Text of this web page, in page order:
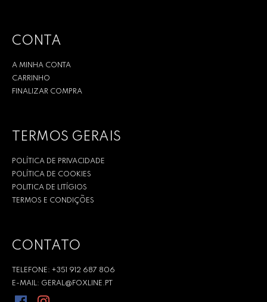
CONTA
A MINHA CONTA
CARRINHO
FINALIZAR COMPRA
TERMOS GERAIS
POLÍTICA DE PRIVACIDADE
POLÍTICA DE COOKIES
POLITICA DE LITÍGIOS
TERMOS E CONDIÇÕES
CONTATO
TELEFONE: +351 912 687 806
E-MAIL: GERAL@FOXLINE.PT